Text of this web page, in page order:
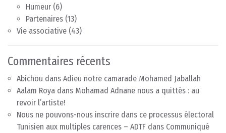
Humeur (6)
Partenaires (13)
Vie associative (43)
Commentaires récents
Abichou dans Adieu notre camarade Mohamed Jaballah
Aalam Roya dans Mohamad Adnane nous a quittés : au
revoir l’artiste!
Nous ne pouvons-nous inscrire dans ce processus électoral
Tunisien aux multiples carences – ADTF dans Communiqué